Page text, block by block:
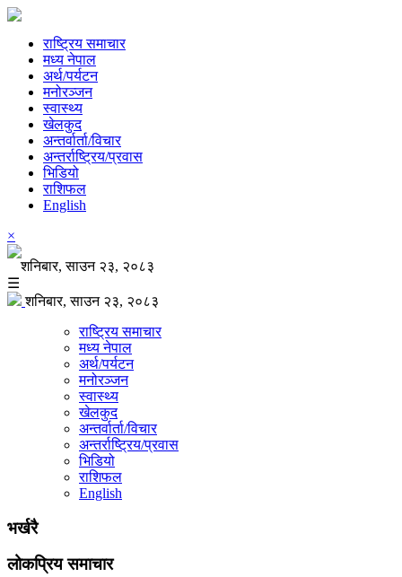
राष्ट्रिय समाचार
मध्य नेपाल
अर्थ/पर्यटन
मनोरञ्जन
स्वास्थ्य
खेलकुद
अन्तर्वार्ता/विचार
अन्तर्राष्ट्रिय/प्रवास
भिडियो
राशिफल
English
×
शनिबार, साउन २३, २०८३
☰
शनिबार, साउन २३, २०८३
राष्ट्रिय समाचार
मध्य नेपाल
अर्थ/पर्यटन
मनोरञ्जन
स्वास्थ्य
खेलकुद
अन्तर्वार्ता/विचार
अन्तर्राष्ट्रिय/प्रवास
भिडियो
राशिफल
English
भर्खरै
लोकप्रिय समाचार